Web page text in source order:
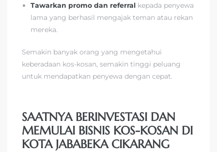
Tawarkan promo dan referral kepada penyewa
lama yang berhasil mengajak teman atau rekan
mereka.
Semakin banyak orang yang mengetahui
keberadaan kos-kosan, semakin tinggi peluang
untuk mendapatkan penyewa dengan cepat.
SAATNYA BERINVESTASI DAN
MEMULAI BISNIS KOS-KOSAN DI
KOTA JABABEKA CIKARANG